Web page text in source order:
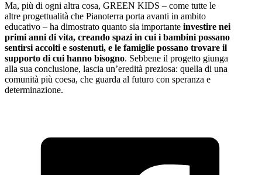
Ma, più di ogni altra cosa, GREEN KIDS – come tutte le
altre progettualità che Pianoterra porta avanti in ambito
educativo – ha dimostrato quanto sia importante investire nei
primi anni di vita, creando spazi in cui i bambini possano
sentirsi accolti e sostenuti, e le famiglie possano trovare il
supporto di cui hanno bisogno. Sebbene il progetto giunga
alla sua conclusione, lascia un’eredità preziosa: quella di una
comunità più coesa, che guarda al futuro con speranza e
determinazione.